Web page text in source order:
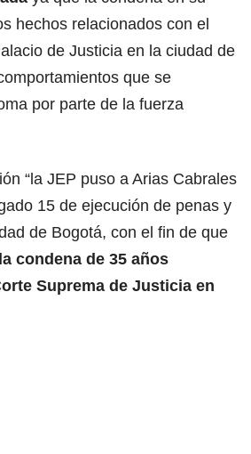
hechos relacionados con el
de Justicia en la ciudad de
que se
por parte de la fuerza
“la JEP puso a Arias Cabrales
15 de ejecución de penas y
de Bogotá, con el fin de que
condena de 35 años
Suprema de Justicia en